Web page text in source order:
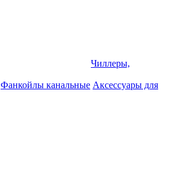
Чиллеры,
Фанкойлы канальные Аксессуары для